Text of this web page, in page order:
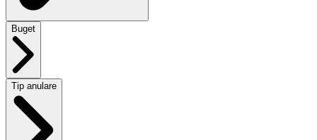
Buget
Tip anulare